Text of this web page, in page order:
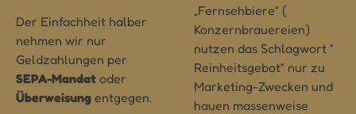
Der Einfachheit halber
nehmen wir nur
Geldzahlungen per
SEPA-Mandat oder
Überweisung entgegen.
„Fernsehbiere“ (
Konzernbrauereien)
nutzen das Schlagwort “
Reinheitsgebot“ nur zu
Marketing-Zwecken und
hauen massenweise